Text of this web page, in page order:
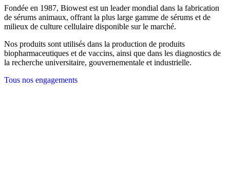
Fondée en 1987, Biowest est un leader mondial dans la fabrication
de sérums animaux, offrant la plus large gamme de sérums et de
milieux de culture cellulaire disponible sur le marché.
Nos produits sont utilisés dans la production de produits
biopharmaceutiques et de vaccins, ainsi que dans les diagnostics de
la recherche universitaire, gouvernementale et industrielle.
Tous nos engagements